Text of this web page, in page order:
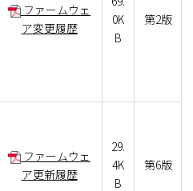
ファームウェ
ア変更履歴
0K
B
第2版
ファームウェ
ア更新履歴
29.
4K
B
第6版